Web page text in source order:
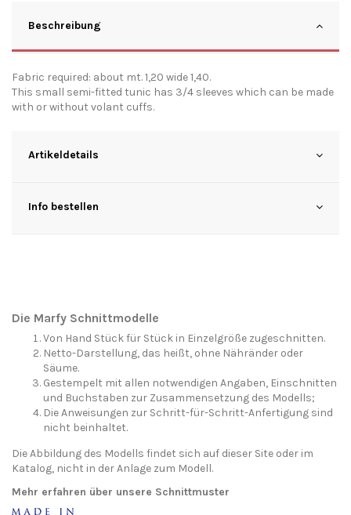
Beschreibung
Fabric required: about mt. 1,20 wide 1,40.
This small semi-fitted tunic has 3/4 sleeves which can be made
with or without volant cuffs.
Artikeldetails
Info bestellen
Die Marfy Schnittmodelle
Von Hand Stück für Stück in Einzelgröße zugeschnitten.
Netto-Darstellung, das heißt, ohne Nähränder oder
Säume.
Gestempelt mit allen notwendigen Angaben, Einschnitten
und Buchstaben zur Zusammensetzung des Modells;
Die Anweisungen zur Schritt-für-Schritt-Anfertigung sind
nicht beinhaltet.
Die Abbildung des Modells findet sich auf dieser Site oder im
Katalog, nicht in der Anlage zum Modell.
Mehr erfahren über unsere Schnittmuster